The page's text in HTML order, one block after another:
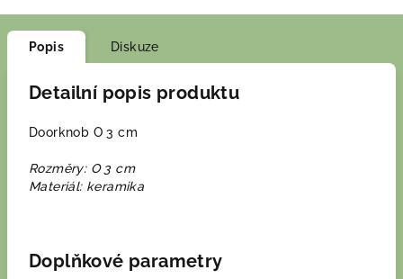
Popis Diskuze
Detailní popis produktu
Doorknob O 3 cm
Rozměry: O 3 cm
Materiál: keramika
Doplňkové parametry